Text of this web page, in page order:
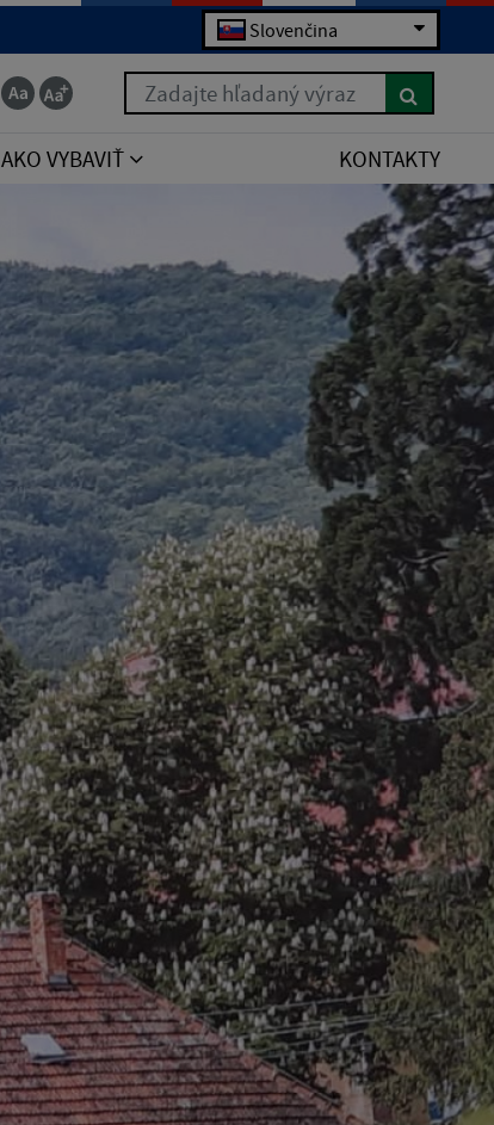
Slovenčina
Zadajte hľadaný výraz
AKO VYBAVIŤ KONTAKTY